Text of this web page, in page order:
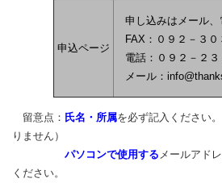
申込ページ
申し込みはメール、
FAX：０９２－３０
電話：０９２－２３
メール：
留意点： 氏名・所属を必ず記入ください
りません）
パソコンで使用する メールアド
ください。